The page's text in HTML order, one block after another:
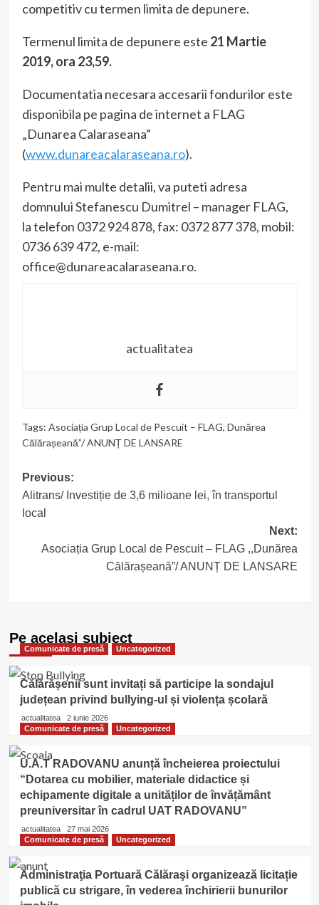
competitiv cu termen limita de depunere.
Termenul limita de depunere este 21 Martie
2019, ora 23,59.
Documentatia necesara accesarii fondurilor este
disponibila pe pagina de internet a FLAG
„Dunarea Calaraseana”
(www.dunareacalaraseana.ro).
Pentru mai multe detalii, va puteti adresa
domnului Stefanescu Dumitrel – manager FLAG,
la telefon 0372 924 878, fax: 0372 877 378, mobil:
0736 639 472, e-mail:
office@dunareacalaraseana.ro.
actualitatea
Tags: Asociația Grup Local de Pescuit – FLAG, Dunărea
Călărașeană”/ ANUNȚ DE LANSARE
Post
navigation
Previous:
Alitrans/ Investiție de 3,6 milioane lei, în transportul
local
Next:
Asociația Grup Local de Pescuit – FLAG ,,Dunărea
Călărașeană”/ ANUNȚ DE LANSARE
Pe acelasi subiect
Comunicate de presă Uncategorized
Călărășenii sunt invitați să participe la sondajul
județean privind bullying-ul și violența școlară
actualitatea
2 iunie 2026
Comunicate de presă
Uncategorized
U.A.T RADOVANU anunță încheierea proiectului
“Dotarea cu mobilier, materiale didactice și
echipamente digitale a unităților de învățământ
preuniversitar în cadrul UAT RADOVANU”
actualitatea
27 mai 2026
Comunicate de presă
Uncategorized
Administraţia Portuară Călăraşi organizează licitație
publică cu strigare, în vederea închirierii bunurilor